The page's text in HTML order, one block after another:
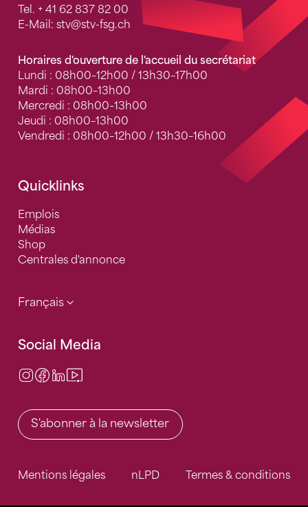
Tel. + 41 62 837 82 00
E-Mail: stv@stv-fsg.ch
Horaires d'ouverture de l'accueil du secrétariat
Lundi : 08h00–12h00 / 13h30–17h00
Mardi : 08h00–13h00
Mercredi : 08h00–13h00
Jeudi : 08h00–13h00
Vendredi : 08h00–12h00 / 13h30–16h00
Quicklinks
Emplois
Médias
Shop
Centrales d'annonce
Français
Social Media
Instagram
Facebook
LinkedIn
S'abonner à la newsletter
Mentions légales nLPD Termes & conditions